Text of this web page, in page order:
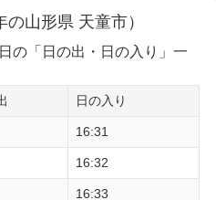
山形県 天童市）
の「日の出・日の入り」一
日の入り
16:31
16:32
16:33